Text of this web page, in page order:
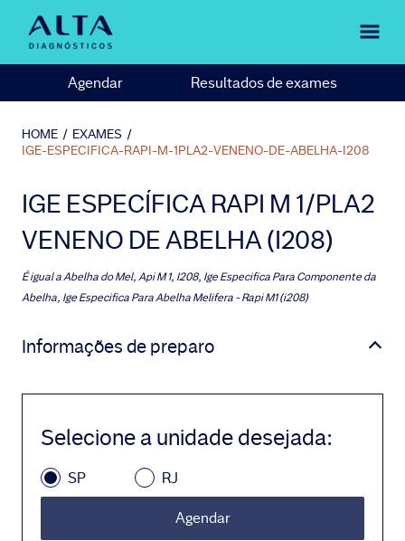
Agendar Resultados de exames
HOME / EXAMES /
IGE-ESPECIFICA-RAPI-M-1PLA2-VENENO-DE-ABELHA-I208
IGE ESPECÍFICA RAPI M 1/PLA2
VENENO DE ABELHA (I208)
É igual aAbelha do Mel, Api M 1, I208, Ige Especifica Para Componente da
Abelha, Ige Especifica Para Abelha Melifera - Rapi M1 (i208)
Informações de preparo
Selecione a unidade desejada:
SP RJ
Agendar